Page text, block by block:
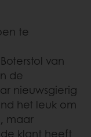
te
van
de
nieuwsgierig
het leuk om
maar
klant heeft